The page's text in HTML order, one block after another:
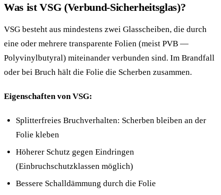
Was ist VSG (Verbund-Sicherheitsglas)?
VSG besteht aus mindestens zwei Glasscheiben, die durch
eine oder mehrere transparente Folien (meist PVB —
Polyvinylbutyral) miteinander verbunden sind. Im Brandfall
oder bei Bruch hält die Folie die Scherben zusammen.
Eigenschaften von VSG:
Splitterfreies Bruchverhalten: Scherben bleiben an der
Folie kleben
Höherer Schutz gegen Eindringen
(Einbruchschutzklassen möglich)
Bessere Schalldämmung durch die Folie